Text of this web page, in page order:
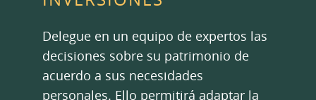
Delegue en un equipo de expertos las
decisiones sobre su patrimonio de
acuerdo a sus necesidades
personales. Ello permitirá adaptar la